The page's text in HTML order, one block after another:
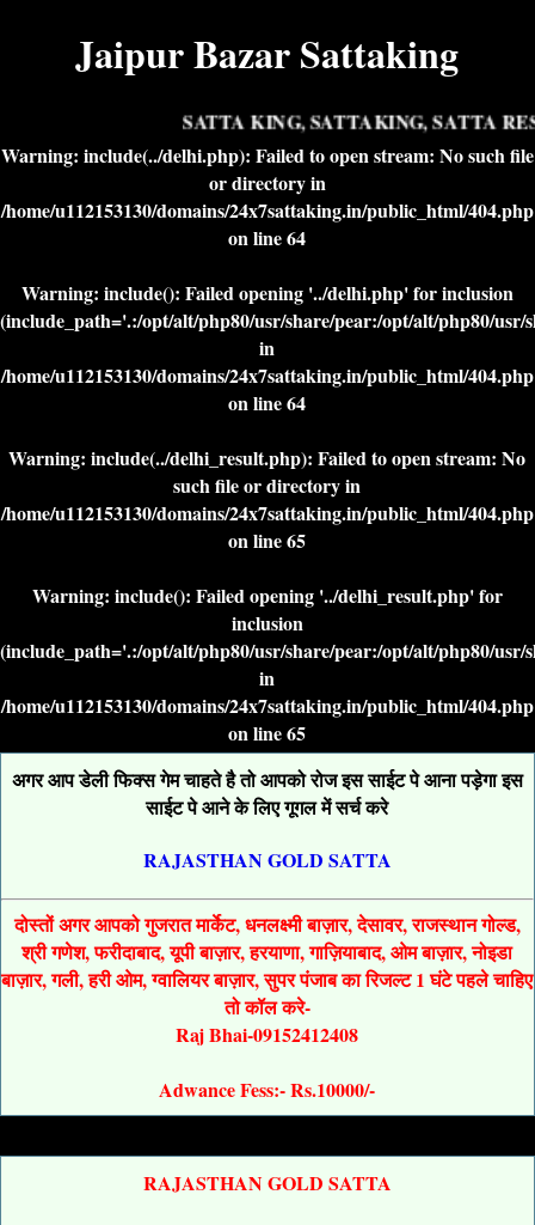
Jaipur Bazar Sattaking
SATTA KING, SATTAKING, SATTA
Warning: include(../delhi.php): Failed to open stream: No such file
or directory in
/home/u112153130/domains/24x7sattaking.in/public_html/404.php
on line64
Warning: include(): Failed opening '../delhi.php' for inclusion
(include_path='.:/opt/alt/php80/usr/share/pear:/opt/alt/php80/
in
/home/u112153130/domains/24x7sattaking.in/public_html/404.php
on line64
Warning: include(../delhi_result.php): Failed to open stream: No
such file or directory in
/home/u112153130/domains/24x7sattaking.in/public_html/404.php
on line65
Warning: include(): Failed opening '../delhi_result.php' for
inclusion
(include_path='.:/opt/alt/php80/usr/share/pear:/opt/alt/php80/
in
/home/u112153130/domains/24x7sattaking.in/public_html/404.php
on line65
अगर आप डेली फिक्स गेम चाहते है तो आपको रोज इस साईट पे आना पड़ेगा इस
साईट पे आने के लिए गूगल में सर्च करे
RAJASTHAN GOLD SATTA
दोस्तों अगर आपको गुजरात मार्केट, धनलक्ष्मी बाज़ार, देसावर, राजस्थान गोल्ड,
श्री गणेश, फरीदाबाद, यूपी बाज़ार, हरयाणा, गाज़ियाबाद, ओम बाज़ार, नोइडा
बाज़ार, गली, हरी ओम, ग्वालियर बाज़ार, सुपर पंजाब का रिजल्ट 1 घंटे पहले चाहिए
तो कॉल करे-
Raj Bhai-09152412408
Adwance Fess:- Rs.10000/-
RAJASTHAN GOLD SATTA